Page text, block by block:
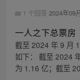
1 个回答 2024年09
一人之下总票房
截至 2024 年 9 月
如下： 截至 2024
为 1.16 亿；截至